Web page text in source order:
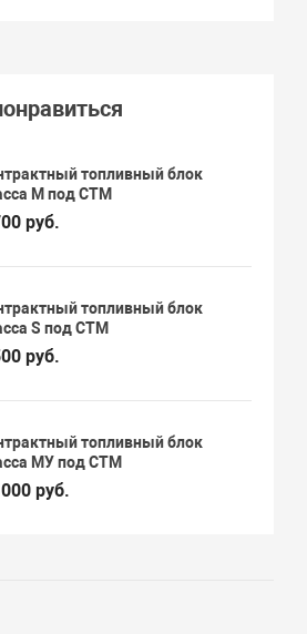
топливный блок
М под СТМ
руб.
топливный блок
S под СТМ
руб.
топливный блок
МУ под СТМ
руб.